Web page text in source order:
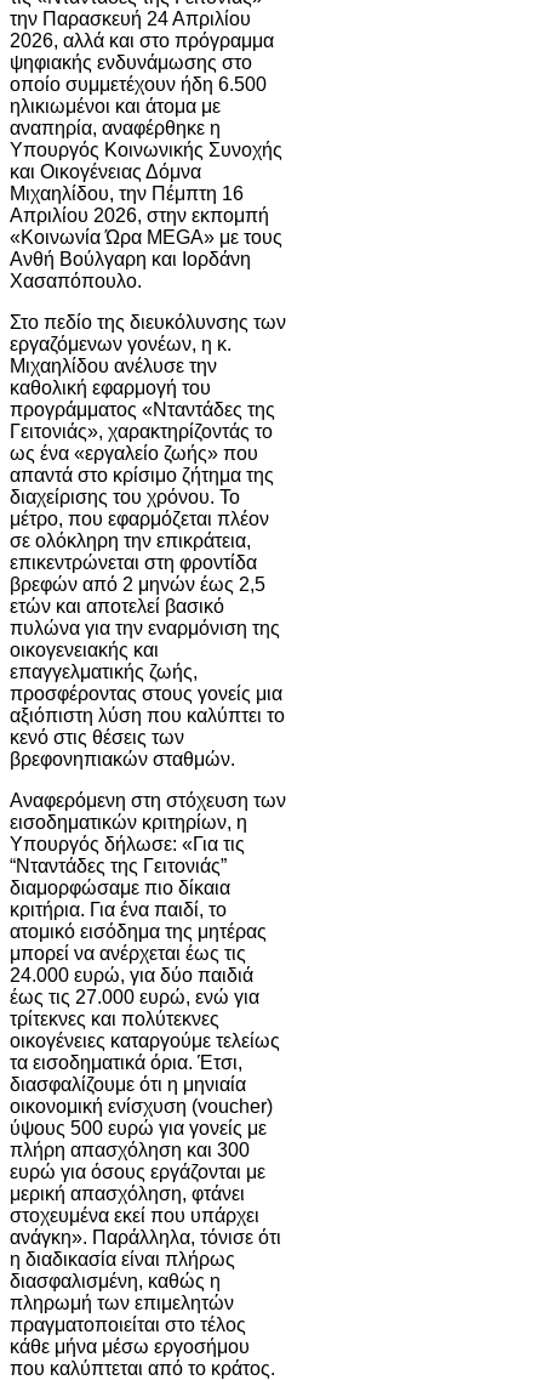
την Παρασκευή 24 Απριλίου
2026, αλλά και στο πρόγραμμα
ψηφιακής ενδυνάμωσης στο
οποίο συμμετέχουν ήδη 6.500
ηλικιωμένοι και άτομα με
αναπηρία, αναφέρθηκε η
Υπουργός Κοινωνικής Συνοχής
και Οικογένειας Δόμνα
Μιχαηλίδου, την Πέμπτη 16
Απριλίου 2026, στην εκπομπή
«Κοινωνία Ώρα MEGA» με τους
Ανθή Βούλγαρη και Ιορδάνη
Χασαπόπουλο.
Στο πεδίο της διευκόλυνσης των
εργαζόμενων γονέων, η κ.
Μιχαηλίδου ανέλυσε την
καθολική εφαρμογή του
προγράμματος «Νταντάδες της
Γειτονιάς», χαρακτηρίζοντάς το
ως ένα «εργαλείο ζωής» που
απαντά στο κρίσιμο ζήτημα της
διαχείρισης του χρόνου. Το
μέτρο, που εφαρμόζεται πλέον
σε ολόκληρη την επικράτεια,
επικεντρώνεται στη φροντίδα
βρεφών από 2 μηνών έως 2,5
ετών και αποτελεί βασικό
πυλώνα για την εναρμόνιση της
οικογενειακής και
επαγγελματικής ζωής,
προσφέροντας στους γονείς μια
αξιόπιστη λύση που καλύπτει το
κενό στις θέσεις των
βρεφονηπιακών σταθμών.
Αναφερόμενη στη στόχευση των
εισοδηματικών κριτηρίων, η
Υπουργός δήλωσε: «Για τις
“Νταντάδες της Γειτονιάς”
διαμορφώσαμε πιο δίκαια
κριτήρια. Για ένα παιδί, το
ατομικό εισόδημα της μητέρας
μπορεί να ανέρχεται έως τις
24.000 ευρώ, για δύο παιδιά
έως τις 27.000 ευρώ, ενώ για
τρίτεκνες και πολύτεκνες
οικογένειες καταργούμε τελείως
τα εισοδηματικά όρια. Έτσι,
διασφαλίζουμε ότι η μηνιαία
οικονομική ενίσχυση (voucher)
ύψους 500 ευρώ για γονείς με
πλήρη απασχόληση και 300
ευρώ για όσους εργάζονται με
μερική απασχόληση, φτάνει
στοχευμένα εκεί που υπάρχει
ανάγκη». Παράλληλα, τόνισε ότι
η διαδικασία είναι πλήρως
διασφαλισμένη, καθώς η
πληρωμή των επιμελητών
πραγματοποιείται στο τέλος
κάθε μήνα μέσω εργοσήμου
που καλύπτεται από το κράτος.